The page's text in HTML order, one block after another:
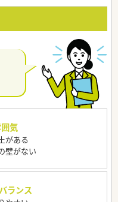
気
がある
壁がない
ランス